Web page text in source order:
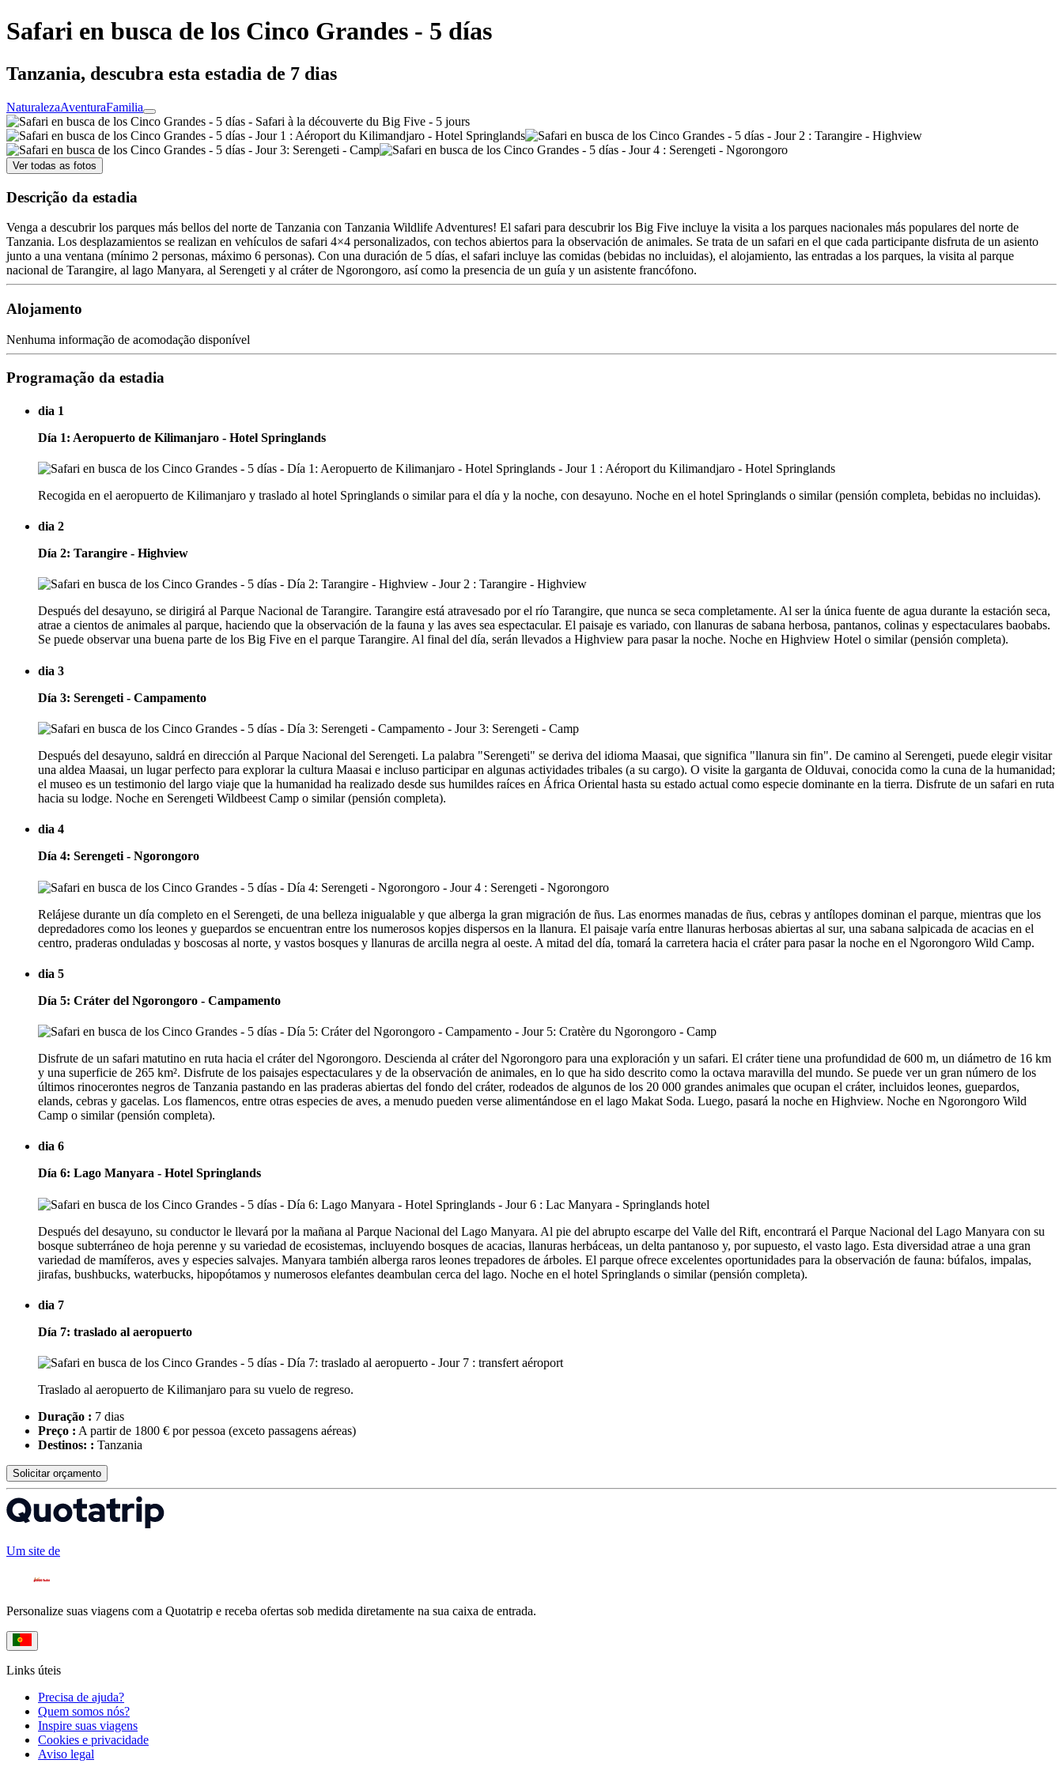
Safari en busca de los Cinco Grandes - 5 días
Tanzania, descubra esta estadia de 7 dias
NaturalezaAventuraFamilia
Ver todas as fotos
Descrição da estadia
Venga a descubrir los parques más bellos del norte de Tanzania con Tanzania Wildlife Adventures! El safari para descubrir los Big Five incluye la visita a los parques nacionales más populares del norte de
Tanzania. Los desplazamientos se realizan en vehículos de safari 4×4 personalizados, con techos abiertos para la observación de animales. Se trata de un safari en el que cada participante disfruta de un asiento
junto a una ventana (mínimo 2 personas, máximo 6 personas). Con una duración de 5 días, el safari incluye las comidas (bebidas no incluidas), el alojamiento, las entradas a los parques, la visita al parque
nacional de Tarangire, al lago Manyara, al Serengeti y al cráter de Ngorongoro, así como la presencia de un guía y un asistente francófono.
Alojamento
Nenhuma informação de acomodação disponível
Programação da estadia
dia 1
Día 1: Aeropuerto de Kilimanjaro - Hotel Springlands
Recogida en el aeropuerto de Kilimanjaro y traslado al hotel Springlands o similar para el día y la noche, con desayuno. Noche en el hotel Springlands o similar (pensión completa, bebidas no incluidas).
dia 2
Día 2: Tarangire - Highview
Después del desayuno, se dirigirá al Parque Nacional de Tarangire. Tarangire está atravesado por el río Tarangire, que nunca se seca completamente. Al ser la única fuente de agua durante la estación seca,
atrae a cientos de animales al parque, haciendo que la observación de la fauna y las aves sea espectacular. El paisaje es variado, con llanuras de sabana herbosa, pantanos, colinas y espectaculares baobabs.
Se puede observar una buena parte de los Big Five en el parque Tarangire. Al final del día, serán llevados a Highview para pasar la noche. Noche en Highview Hotel o similar (pensión completa).
dia 3
Día 3: Serengeti - Campamento
Después del desayuno, saldrá en dirección al Parque Nacional del Serengeti. La palabra "Serengeti" se deriva del idioma Maasai, que significa "llanura sin fin". De camino al Serengeti, puede elegir visitar
una aldea Maasai, un lugar perfecto para explorar la cultura Maasai e incluso participar en algunas actividades tribales (a su cargo). O visite la garganta de Olduvai, conocida como la cuna de la humanidad;
el museo es un testimonio del largo viaje que la humanidad ha realizado desde sus humildes raíces en África Oriental hasta su estado actual como especie dominante en la tierra. Disfrute de un safari en ruta
hacia su lodge. Noche en Serengeti Wildbeest Camp o similar (pensión completa).
dia 4
Día 4: Serengeti - Ngorongoro
Relájese durante un día completo en el Serengeti, de una belleza inigualable y que alberga la gran migración de ñus. Las enormes manadas de ñus, cebras y antílopes dominan el parque, mientras que los
depredadores como los leones y guepardos se encuentran entre los numerosos kopjes dispersos en la llanura. El paisaje varía entre llanuras herbosas abiertas al sur, una sabana salpicada de acacias en el
centro, praderas onduladas y boscosas al norte, y vastos bosques y llanuras de arcilla negra al oeste. A mitad del día, tomará la carretera hacia el cráter para pasar la noche en el Ngorongoro Wild Camp.
dia 5
Día 5: Cráter del Ngorongoro - Campamento
Disfrute de un safari matutino en ruta hacia el cráter del Ngorongoro. Descienda al cráter del Ngorongoro para una exploración y un safari. El cráter tiene una profundidad de 600 m, un diámetro de 16 km
y una superficie de 265 km². Disfrute de los paisajes espectaculares y de la observación de animales, en lo que ha sido descrito como la octava maravilla del mundo. Se puede ver un gran número de los
últimos rinocerontes negros de Tanzania pastando en las praderas abiertas del fondo del cráter, rodeados de algunos de los 20 000 grandes animales que ocupan el cráter, incluidos leones, guepardos,
elands, cebras y gacelas. Los flamencos, entre otras especies de aves, a menudo pueden verse alimentándose en el lago Makat Soda. Luego, pasará la noche en Highview. Noche en Ngorongoro Wild
Camp o similar (pensión completa).
dia 6
Día 6: Lago Manyara - Hotel Springlands
Después del desayuno, su conductor le llevará por la mañana al Parque Nacional del Lago Manyara. Al pie del abrupto escarpe del Valle del Rift, encontrará el Parque Nacional del Lago Manyara con su
bosque subterráneo de hoja perenne y su variedad de ecosistemas, incluyendo bosques de acacias, llanuras herbáceas, un delta pantanoso y, por supuesto, el vasto lago. Esta diversidad atrae a una gran
variedad de mamíferos, aves y especies salvajes. Manyara también alberga raros leones trepadores de árboles. El parque ofrece excelentes oportunidades para la observación de fauna: búfalos, impalas,
jirafas, bushbucks, waterbucks, hipopótamos y numerosos elefantes deambulan cerca del lago. Noche en el hotel Springlands o similar (pensión completa).
dia 7
Día 7: traslado al aeropuerto
Traslado al aeropuerto de Kilimanjaro para su vuelo de regreso.
Duração : 7 dias
Preço : A partir de 1800 € por pessoa (exceto passagens aéreas)
Destinos: : Tanzania
Solicitar orçamento
Um site de
Personalize suas viagens com a Quotatrip e receba ofertas sob medida diretamente na sua caixa de entrada.
Links úteis
Precisa de ajuda?
Quem somos nós?
Inspire suas viagens
Cookies e privacidade
Aviso legal